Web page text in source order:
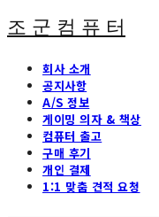
조 군 컴 퓨 터
회사 소개
공지사항
A/S 정보
게이밍 의자 & 책상
컴퓨터 출고
구매 후기
개인 결제
1:1 맞춤 견적 요청